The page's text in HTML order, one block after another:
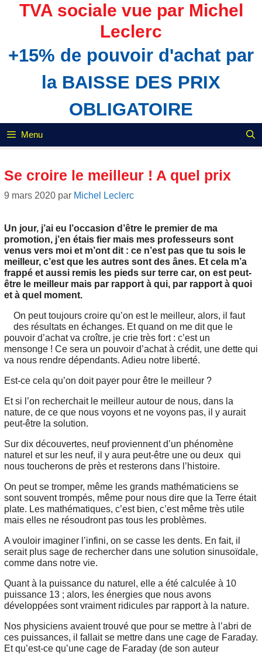
TVA sociale vue par Michel
Leclerc
+15% de pouvoir d'achat par
la BAISSE DES PRIX
OBLIGATOIRE
Menu
Se croire le meilleur ! A quel prix
9 mars 2020 par Michel Leclerc
Un jour, j’ai eu l’occasion d’être le premier de ma
promotion, j’en étais fier mais mes professeurs sont
venus vers moi et m’ont dit : ce n’est pas que tu sois le
meilleur, c’est que les autres sont des ânes. Et cela m’a
frappé et aussi remis les pieds sur terre car, on est peut-
être le meilleur mais par rapport à qui, par rapport à quoi
et à quel moment.
On peut toujours croire qu’on est le meilleur, alors, il faut
des résultats en échanges. Et quand on me dit que le
pouvoir d’achat va croître, je crie très fort : c’est un
mensonge ! Ce sera un pouvoir d’achat à crédit, une dette qui
va nous rendre dépendants. Adieu notre liberté.
Est-ce cela qu’on doit payer pour être le meilleur ?
Et si l’on recherchait le meilleur autour de nous, dans la
nature, de ce que nous voyons et ne voyons pas, il y aurait
peut-être la solution.
Sur dix découvertes, neuf proviennent d’un phénomène
naturel et sur les neuf, il y aura peut-être une ou deux qui
nous toucherons de près et resterons dans l’histoire.
On peut se tromper, même les grands mathématiciens se
sont souvent trompés, même pour nous dire que la Terre était
plate. Les mathématiques, c’est bien, c’est même très utile
mais elles ne résoudront pas tous les problèmes.
A vouloir imaginer l’infini, on se casse les dents. En fait, il
serait plus sage de rechercher dans une solution sinusoïdale,
comme dans notre vie.
Quant à la puissance du naturel, elle a été calculée à 10
puissance 13 ; alors, les énergies que nous avons
développées sont vraiment ridicules par rapport à la nature.
Nos physiciens avaient trouvé que pour se mettre à l’abri de
ces puissances, il fallait se mettre dans une cage de Faraday.
Et qu’est-ce qu’une cage de Faraday (de son auteur